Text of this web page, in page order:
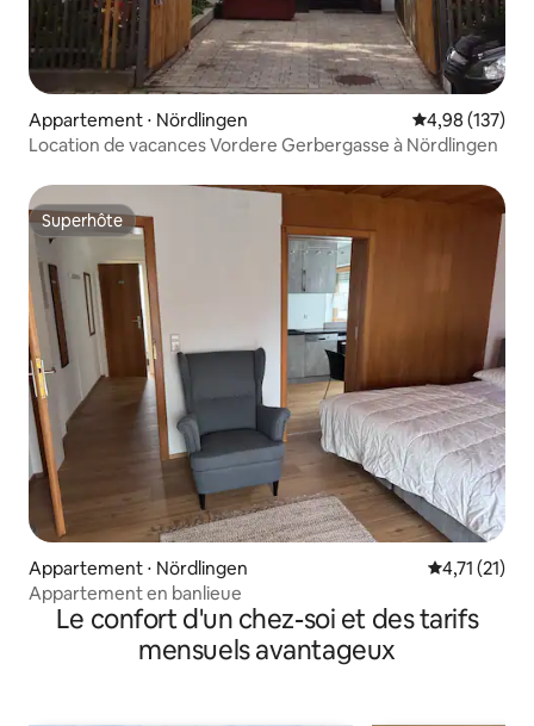
Appartement ⋅ Nördlingen Évaluation
4,98 (137)
Location de vacances Vordere Gerbergasse à Nördlingen
Superhôte
Superhôte
Appartement ⋅ Nördlingen Évaluation
4,71 (21)
Appartement en banlieue
Le confort d'un chez-soi et des tarifs
mensuels avantageux